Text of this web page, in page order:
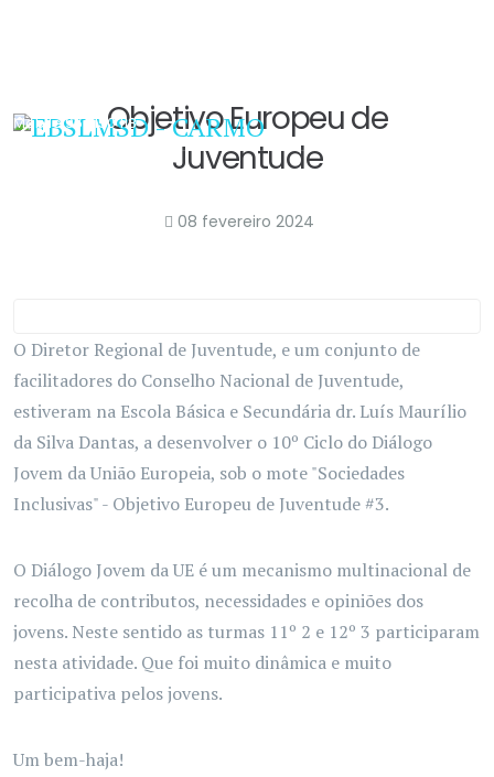
Mobile967 150 118Objetivo Europeu de
Juventude
08 fevereiro 2024
O Diretor Regional de Juventude, e um conjunto de
facilitadores do Conselho Nacional de Juventude,
estiveram na Escola Básica e Secundária dr. Luís Maurílio
da Silva Dantas, a desenvolver o 10º Ciclo do Diálogo
Jovem da União Europeia, sob o mote "Sociedades
Inclusivas" - Objetivo Europeu de Juventude #3.
O Diálogo Jovem da UE é um mecanismo multinacional de
recolha de contributos, necessidades e opiniões dos
jovens. Neste sentido as turmas 11º 2 e 12º 3 participaram
nesta atividade. Que foi muito dinâmica e muito
participativa pelos jovens.
Um bem-haja!